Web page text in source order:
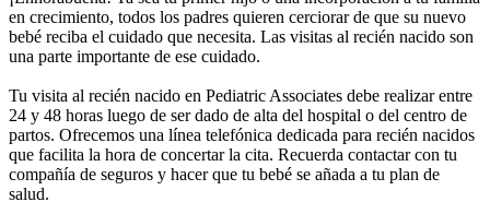
en crecimiento, todos los padres quieren cerciorar de que su nuevo
bebé reciba el cuidado que necesita. Las visitas al recién nacido son
una parte importante de ese cuidado.
Tu visita al recién nacido en Pediatric Associates debe realizar entre
24 y 48 horas luego de ser dado de alta del hospital o del centro de
partos. Ofrecemos una línea telefónica dedicada para recién nacidos
que facilita la hora de concertar la cita. Recuerda contactar con tu
compañía de seguros y hacer que tu bebé se añada a tu plan de
salud.